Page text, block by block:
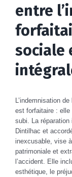
entre
sociale
L’indemnisation
est forfaitaire : elle
subi. La réparation
Dintilhac et
inexcusable, vise
patrimoniale et
l’accident. Elle
esthétique, le